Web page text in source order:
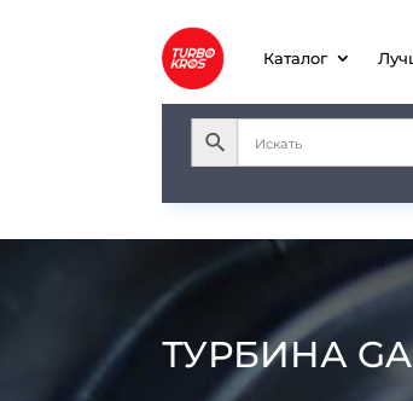
Каталог
ТУРБИНА